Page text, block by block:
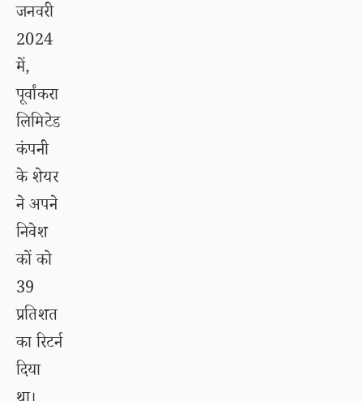
जनवरी
2024
में,
पूर्वांकरा
लिमिटेड
कंपनी
के शेयर
ने अपने
निवेश
कों को
39
प्रतिशत
का रिटर्न
दिया